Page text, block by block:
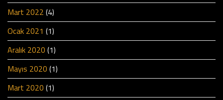
Mart 2022 (4)
Ocak 2021 (1)
Aralık 2020 (1)
Mayıs 2020 (1)
Mart 2020 (1)